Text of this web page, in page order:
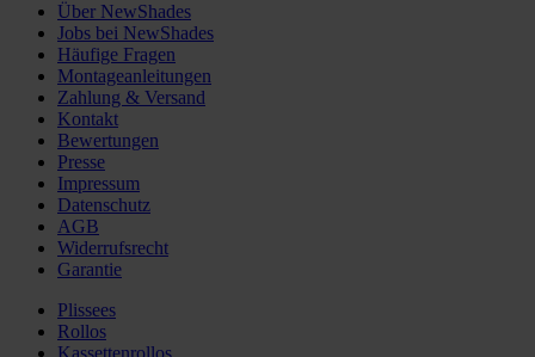
Über NewShades
Jobs bei NewShades
Häufige Fragen
Montageanleitungen
Zahlung & Versand
Kontakt
Bewertungen
Presse
Impressum
Datenschutz
AGB
Widerrufsrecht
Garantie
Plissees
Rollos
Kassettenrollos